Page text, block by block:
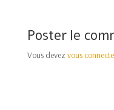
Poster le
Vous devez vous